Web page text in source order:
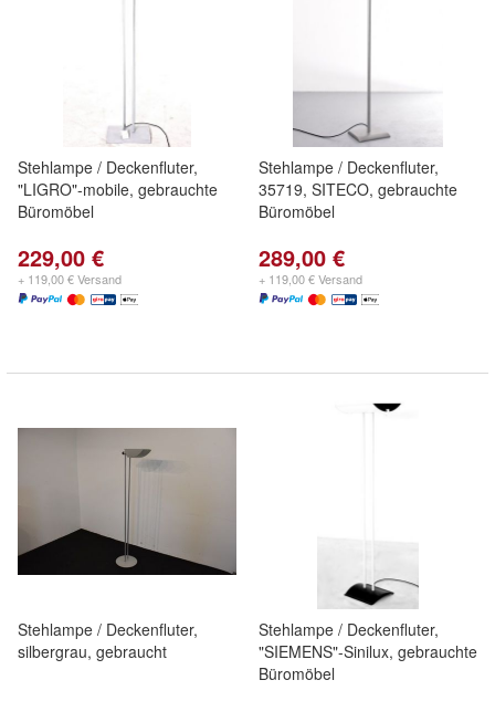
Stehlampe / Deckenfluter,
"LIGRO"-mobile, gebrauchte
Büromöbel
229,00 €
+ 119,00 € Versand
Stehlampe / Deckenfluter,
35719, SITECO, gebrauchte
Büromöbel
289,00 €
+ 119,00 € Versand
Stehlampe / Deckenfluter,
silbergrau, gebraucht
Stehlampe / Deckenfluter,
"SIEMENS"-Sinilux, gebrauchte
Büromöbel